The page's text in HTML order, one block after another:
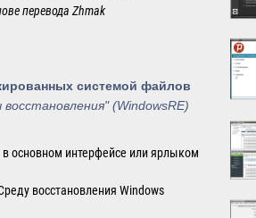
перевода Zhmak
системой файлов
(WindowsRE)
в основном интерфейсе или ярлыком
восстановления Windows